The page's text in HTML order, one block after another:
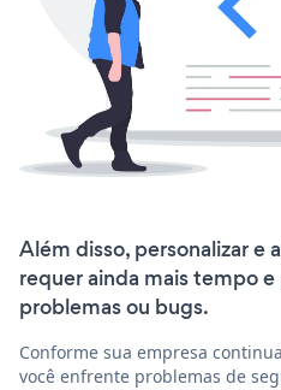
Além disso, personalizar e
requer ainda mais tempo
problemas ou bugs.
Conforme sua empresa
você enfrente problemas de